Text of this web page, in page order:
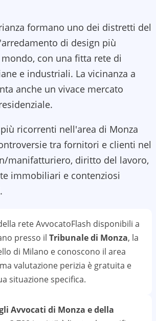
formano uno dei distretti del
di design più
con una fitta rete di
e industriali. La vicinanza a
anche un vivace mercato
ricorrenti nell'area di Monza
tra fornitori e clienti nel
manifatturiero, diritto del lavoro,
immobiliari e contenziosi
rete AvvocatoFlash disponibili a
presso il Tribunale di Monza, la
di Milano e conoscono il area
valutazione perizia è gratuita e
situazione specifica.
Avvocati di Monza e della